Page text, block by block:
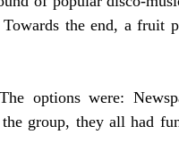
the end, a fruit
options were:
group, they all had